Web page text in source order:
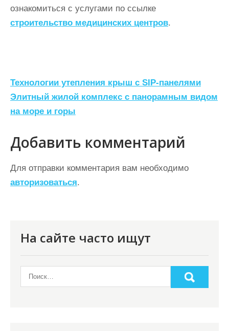
ознакомиться с услугами по ссылке
строительство медицинских центров.
Н
а
в
и
г
а
ц
Технологии утепления крыш с SIP‑панелями
Элитный жилой комплекс с панорамным видом
на море и горы
Добавить комментарий
Для отправки комментария вам необходимо
авторизоваться.
На сайте часто ищут